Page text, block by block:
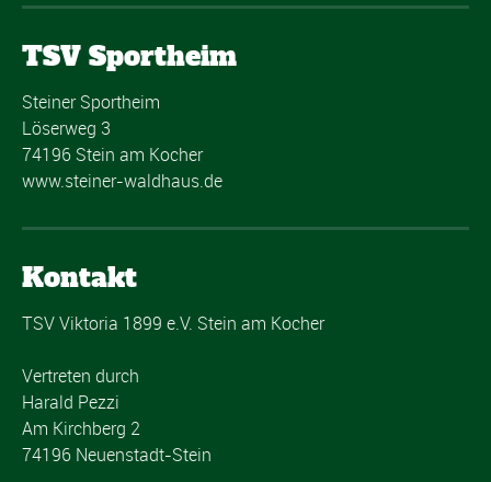
TSV Sportheim
Steiner Sportheim
Löserweg 3
74196 Stein am Kocher
www.steiner-waldhaus.de
Kontakt
TSV Viktoria 1899 e.V. Stein am Kocher
Vertreten durch
Harald Pezzi
Am Kirchberg 2
74196 Neuenstadt-Stein